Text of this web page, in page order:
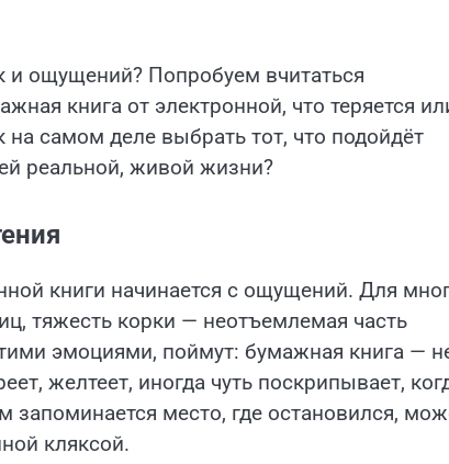
и ощущений? Попробуем вчитаться
книга от электронной, что теряется
самом деле выбрать тот, что подойдёт
реальной, живой жизни?
книги начинается с ощущений. Для
тяжесть корки — неотъемлемая часть
эмоциями, поймут: бумажная книга —
желтеет, иногда чуть поскрипывает,
место, где остановился,
кляксой.